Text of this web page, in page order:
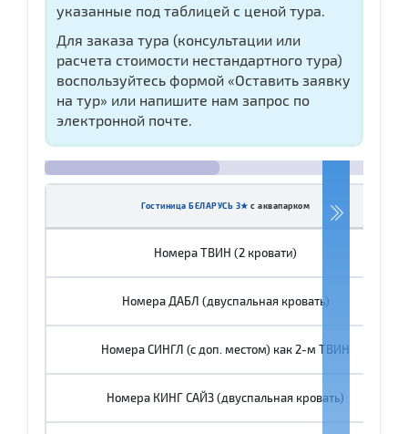
указанные под таблицей с ценой тура.
Для заказа тура (консультации или
расчета стоимости нестандартного тура)
воспользуйтесь формой «Оставить заявку
на тур» или напишите нам запрос по
электронной почте.
Гостиница БЕЛАРУСЬ 3★ с аквапарком
Номера ТВИН (2 кровати)
Номера ДАБЛ (двуспальная кровать)
Номера СИНГЛ (с доп. местом) как 2-м ТВИН
Номера КИНГ САЙЗ (двуспальная кровать)